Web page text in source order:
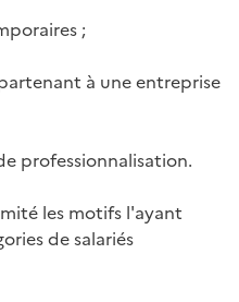
;
à une entreprise
professionnalisation.
les motifs l'ayant
de salariés